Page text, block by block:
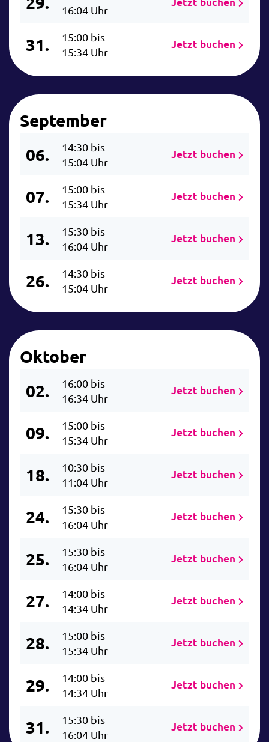
16:04 Uhr
31.
15:00 bis
15:34 Uhr
Jetzt buchen
September
06.
14:30 bis
15:04 Uhr
Jetzt buchen
07.
15:00 bis
15:34 Uhr
Jetzt buchen
13.
15:30 bis
16:04 Uhr
Jetzt buchen
26.
14:30 bis
15:04 Uhr
Jetzt buchen
Oktober
02.
16:00 bis
16:34 Uhr
Jetzt buchen
09.
15:00 bis
15:34 Uhr
Jetzt buchen
18.
10:30 bis
11:04 Uhr
Jetzt buchen
24.
15:30 bis
16:04 Uhr
Jetzt buchen
25.
15:30 bis
16:04 Uhr
Jetzt buchen
27.
14:00 bis
14:34 Uhr
Jetzt buchen
28.
15:00 bis
15:34 Uhr
Jetzt buchen
29.
14:00 bis
14:34 Uhr
Jetzt buchen
31.
15:30 bis
16:04 Uhr
Jetzt buchen